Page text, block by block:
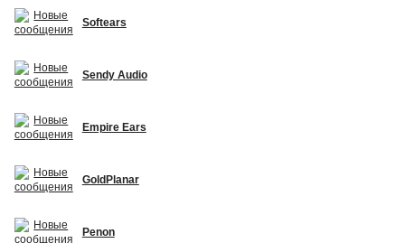
Softears
Sendy Audio
Empire Ears
GoldPlanar
Penon